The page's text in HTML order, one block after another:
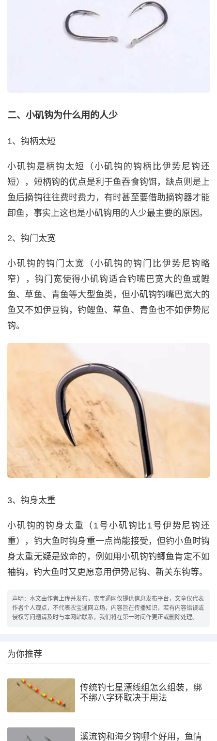
二、小矶钩为什么用的人少
1、钩柄太短
小矶钩是柄钩太短（小矶钩的钩柄比伊势尼钩还
短），短柄钩的优点是利于鱼吞食钩饵，缺点则是上
鱼后摘钩往往费时费力，有时甚至要借助摘钩器才能
卸鱼，事实上这也是小矶钩用的人少最主要的原因。
2、钩门太宽
小矶钩的钩门太宽（小矶钩的钩门比伊势尼钩略
窄），钩门宽使得小矶钩适合钓嘴巴宽大的鱼或鲤
鱼、草鱼、青鱼等大型鱼类，但小矶钩钓嘴巴宽大的
鱼又不如伊豆钩，钓鲤鱼、草鱼、青鱼也不如伊势尼
钩。
3、钩身太重
小矶钩的钩身太重（1号小矶钩比1号伊势尼钩还
重），钓大鱼时钩身重一点尚能接受，但钓小鱼时钩
身太重无疑是致命的，例如用小矶钩钓鲫鱼肯定不如
袖钩，钓大鱼时又更愿意用伊势尼钩、新关东钩等。
声明：本文由作者上传并发布，农宝通网仅提供信息发布平台，文章仅代表
作者个人观点，不代表农宝通网立场，内容旨在传播知识，若有内容错误或
侵权等问题请及时与本网站联系，我们将在第一时间作更正或删除处理。
为你推荐
传统钓七星漂线组怎么组装，绑
不绑八字环取决于用法
溪流钩和海夕钩哪个好用，鱼情